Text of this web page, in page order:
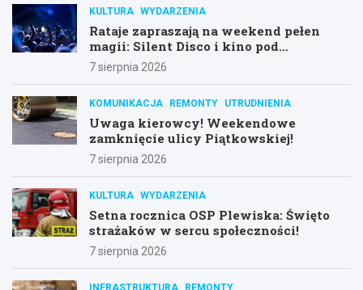
KULTURA WYDARZENIA
Rataje zapraszają na weekend pełen
magii: Silent Disco i kino pod
gwiazdami!
7 sierpnia 2026
KOMUNIKACJA REMONTY UTRUDNIENIA
Uwaga kierowcy! Weekendowe
zamknięcie ulicy Piątkowskiej!
7 sierpnia 2026
KULTURA WYDARZENIA
Setna rocznica OSP Plewiska: Święto
strażaków w sercu społeczności!
7 sierpnia 2026
INFRASTRUKTURA REMONTY